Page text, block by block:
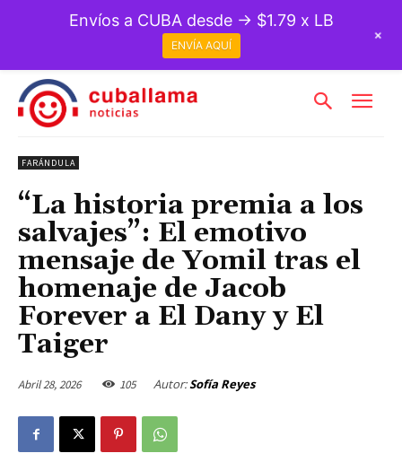
FARÁNDULA
“La historia premia a los
salvajes”: El emotivo
mensaje de Yomil tras el
homenaje de Jacob
Forever a El Dany y El
Taiger
Abril 28, 2026 105 Autor:Sofía Reyes
Envíos a CUBA desde → $1.79 x LB
ENVÍA AQUÍ
+